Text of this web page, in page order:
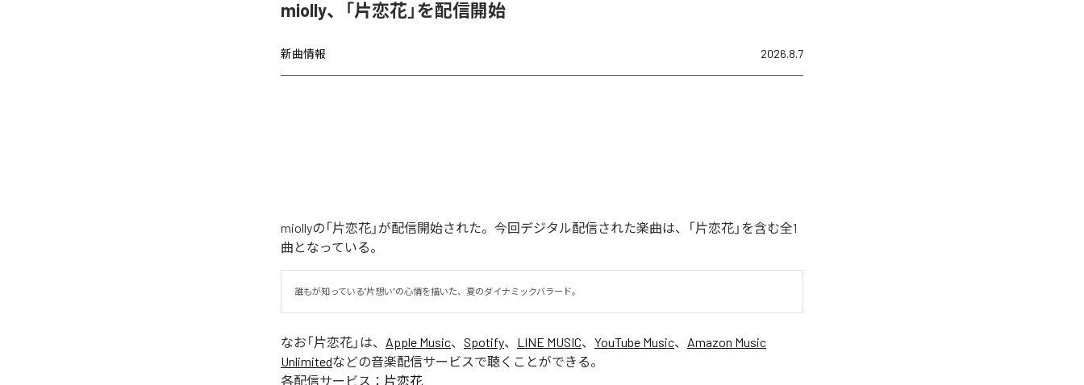
miolly、「片恋花」を配信開始
新曲情報 2026.8.7
miollyの「片恋花」が配信開始された。今回デジタル配信された楽曲は、「片恋花」を含む全1
曲となっている。
誰もが知っている"片想い”の心情を描いた、夏のダイナミックバラード。
なお「片恋花 」は、 Apple Music、 Spotify、 LINE MUSIC、 YouTube Music、 Amazon Music
Unlimitedなどの音楽配信サービスで聴くことができる。
各配信サービス： 片恋花